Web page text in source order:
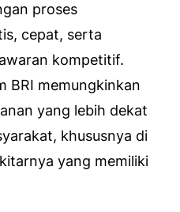
proses
cepat, serta
kompetitif.
BRI memungkinkan
yang lebih dekat
khususnya di
yang memiliki